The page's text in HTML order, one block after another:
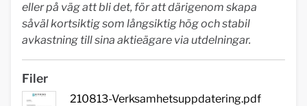
eller på väg att bli det, för att därigenom skapa
såväl kortsiktig som långsiktig hög och stabil
avkastning till sina aktieägare via utdelningar.
Filer
210813-Verksamhetsuppdatering.pdf